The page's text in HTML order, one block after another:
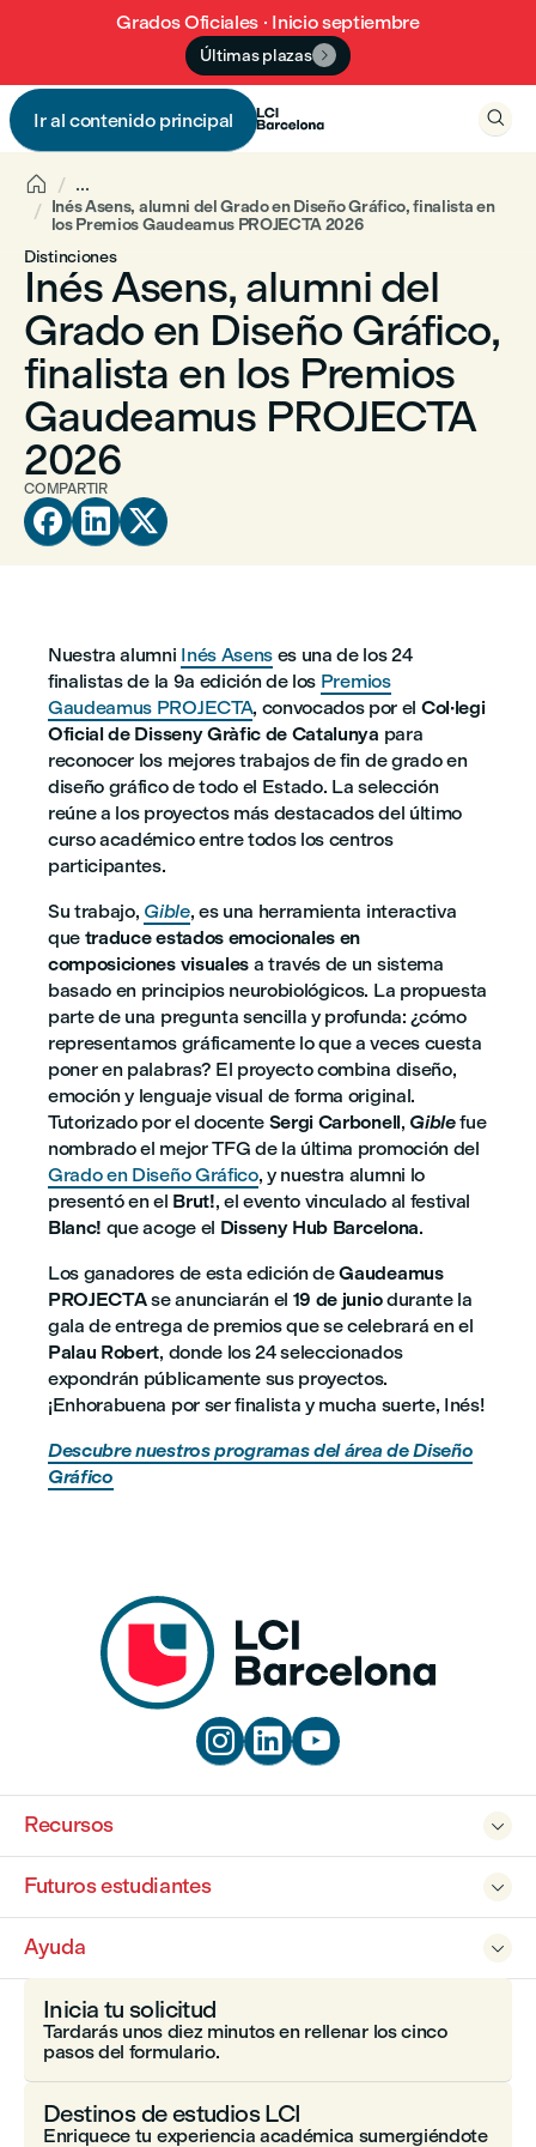
Grados Oficiales · Inicio septiembre
Últimas plazas 
Ir al contenido principal
 
 ...
Inés Asens, alumni del Grado en Diseño Gráfico, finalista en
los Premios Gaudeamus PROJECTA 2026
Distinciones
Inés Asens, alumni del
Grado en Diseño Gráfico,
finalista en los Premios
Gaudeamus PROJECTA
2026
COMPARTIR
  
Nuestra alumni Inés Asens es una de los 24
finalistas de la 9a edición de los Premios
Gaudeamus PROJECTA, convocados por el Col·legi
Oficial de Disseny Gràfic de Catalunya para
reconocer los mejores trabajos de fin de grado en
diseño gráfico de todo el Estado. La selección
reúne a los proyectos más destacados del último
curso académico entre todos los centros
participantes.
Su trabajo, Gible, es una herramienta interactiva
que traduce estados emocionales en
composiciones visualesa través de un sistema
basado en principios neurobiológicos. La propuesta
parte de una pregunta sencilla y profunda: ¿cómo
representamos gráficamente lo que a veces cuesta
poner en palabras? El proyecto combina diseño,
emoción y lenguaje visual de forma original.
Tutorizado por el docente Sergi Carbonell, Giblefue
nombrado el mejor TFG de la última promoción del
Grado en Diseño Gráfico, y nuestra alumni lo
presentó en el Brut!, el evento vinculado al festival
Blanc! que acoge el Disseny Hub Barcelona.
Los ganadores de esta edición deGaudeamus
PROJECTAse anunciarán el 19 de juniodurante la
gala de entrega de premios que se celebrará en el
Palau Robert, donde los 24 seleccionados
expondrán públicamente sus proyectos.
¡Enhorabuena por ser finalista y mucha suerte, Inés!
Descubre nuestros programas del área de Diseño
Gráfico
  

Recursos

Futuros estudiantes

Ayuda
Inicia tu solicitud
Tardarás unos diez minutos en rellenar los cinco
pasos del formulario.
Destinos de estudios LCI
Enriquece tu experiencia académica sumergiéndote